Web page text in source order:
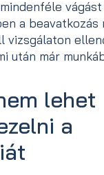
vágást
a beavatkozás
vizsgálaton
után már
lehet
a